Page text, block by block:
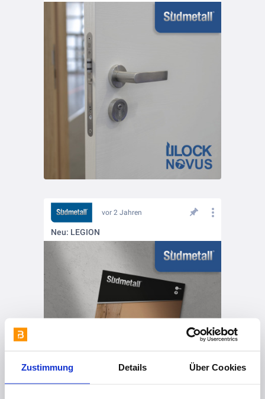
Zustimmung Details Über Cookies
vor 2 Jahren
Neu: LEGION